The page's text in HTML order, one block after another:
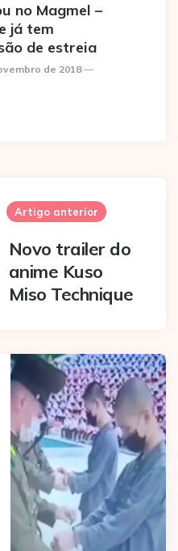
no Magmel –
já tem
de estreia
de 2018
Artigo anterior
Novo trailer do
anime Kuso
Miso Technique